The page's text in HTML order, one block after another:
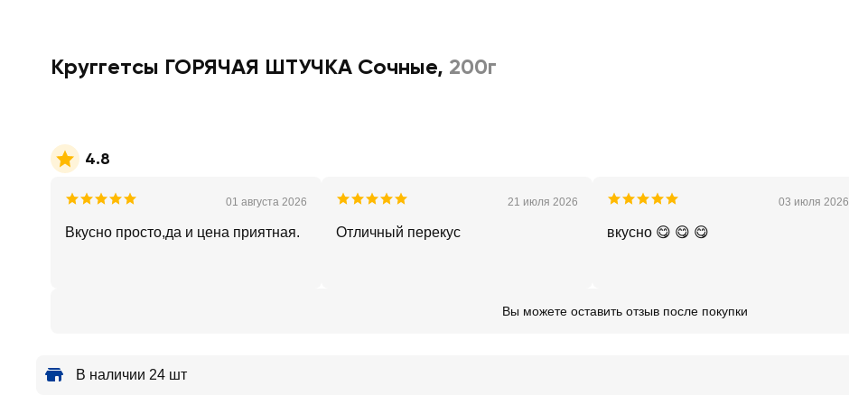
Круггетсы ГОРЯЧАЯ ШТУЧКА Сочные, 200г
4.8
01 августа 2026
Вкусно просто,да и цена приятная.
21 июля 2026
Отличный перекус
03 июля 2026
вкусно 😋 😋 😋
Вы можете оставить отзыв после покупки
В наличии 24 шт